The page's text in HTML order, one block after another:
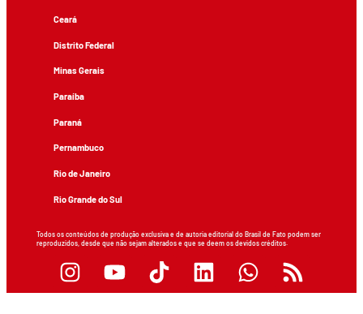
Ceará
Distrito Federal
Minas Gerais
Paraíba
Paraná
Pernambuco
Rio de Janeiro
Rio Grande do Sul
Todos os conteúdos de produção exclusiva e de autoria editorial do Brasil de Fato podem ser
reproduzidos, desde que não sejam alterados e que se deem os devidos créditos.